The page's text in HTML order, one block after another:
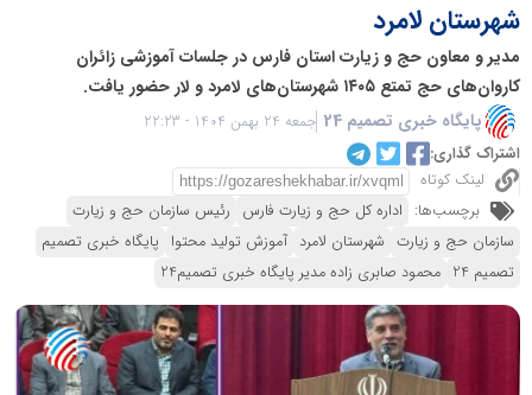
شهرستان لامرد
مدیر و معاون حج و زیارت استان فارس در جلسات آموزشی زائران
کاروان‌های حج تمتع ۱۴۰۵ شهرستان‌های لامرد و لار حضور یافت.
پایگاه خبری تصمیم 24
جمعه 24 بهمن 1404 - 22:23
اشتراک گذاری:
لینک کوتاه
برچسب‌ها: اداره کل حج و زیارت فارس رئیس سازمان حج و زیارت
سازمان حج و زیارت شهرستان لامرد آموزش تولید محتوا پایگاه خبری تصمیم
تصمیم 24
محمود صابری زاده مدیر پایگاه خبری تصمیم24